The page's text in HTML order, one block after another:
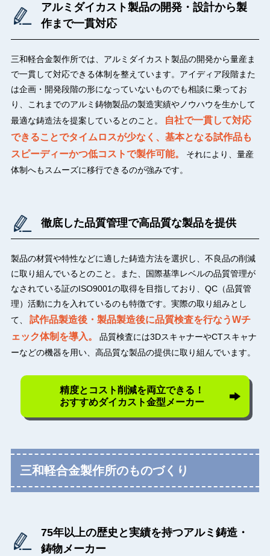
アルミダイカスト製品の開発・設計から製
作まで一貫対応
三和軽合金製作所では、アルミダイカスト製品の開発から量産ま
で一貫して対応できる体制を整えています。アイディア段階また
は企画・開発段階の形になっていないものでも相談に乗ってお
り、これまでのアルミ鋳物製品の製造実績やノウハウを生かして
最適な鋳造法を提案しているとのこと。
自社で一貫して対応
できることでタイムロスが少なく、基本となる試作品も
スピーディーかつ低コストで製作可能。
それにより、量産
体制へもスムーズに移行できるのが強みです。
徹底した品質管理で高品質な製品を提供
製品の材質や特性などに適した鋳造方法を選択し、不良品の削減
に取り組んでいるとのこと。また、国際基準レベルの品質管理が
なされている証のISO9001の取得を目指しており、QC（品質管
理）活動に力を入れているのも特徴です。実際の取り組みとし
て、
試作品製造後・製品製造後に品質検査を行なうWチ
ェック体制を導入。
品質検査には3DスキャナーやCTスキャナ
ーなどの機器を用い、高品質な製品の提供に取り組んでいます。
精度とコスト削減を両立できる！
おすすめダイカスト金型メーカー
三和軽合金製作所のものづくり
75年以上の歴史と実績を持つアルミ鋳造・
鋳物メーカー